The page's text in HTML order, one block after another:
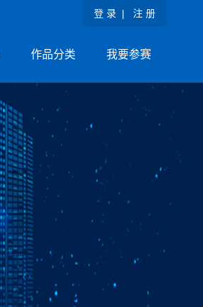
登 录 | 注 册
作品分类 我要参赛